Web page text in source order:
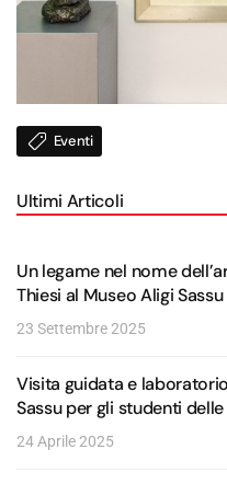
Eventi
Ultimi Articoli
Un legame nel nome
Thiesi al Museo Aligi Sassu
23 Settembre 2025
Visita guidata e
Sassu per gli studenti
24 Aprile 2025